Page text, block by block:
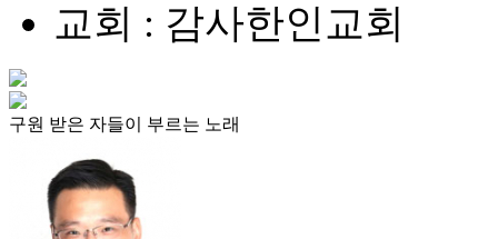
교회 : 감사한인교회
구원 받은 자들이 부르는 노래